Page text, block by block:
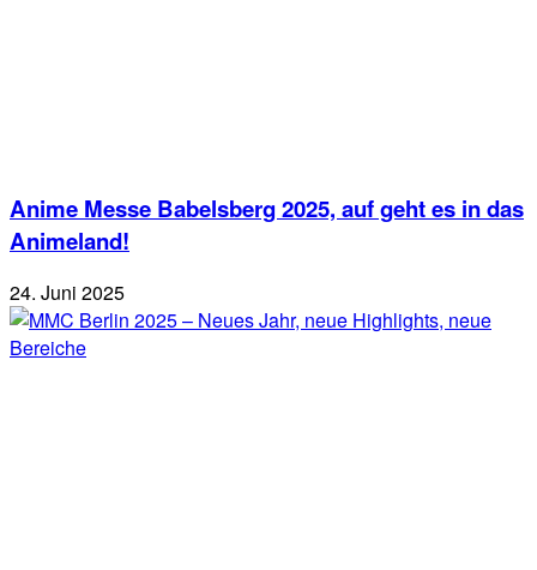
Anime Messe Babelsberg 2025, auf geht es in das
Animeland!
24. Juni 2025